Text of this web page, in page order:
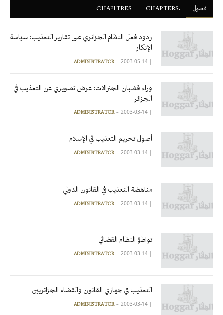
فصول CHAPITRES
ردود فعل النظام الجزائري على تقارير التعذيب: سياسة
الإنكار
|
ADMINISTRATOR 2003-05-14
وراء قضبان الجنرالات: عرض تصويري عن التعذيب في
الجزائر
|
ADMINISTRATOR 2003-03-14
أصول تحريم التعذيب في الإسلام
|
ADMINISTRATOR 2003-03-14
مناهضة التعذيب في القانون الدولي
|
ADMINISTRATOR 2003-03-14
تواطؤ النظام القضائي
|
ADMINISTRATOR 2003-03-14
التعذيب في جهازي القانون والقضاء الجزائريين
|
ADMINISTRATOR 2003-03-14